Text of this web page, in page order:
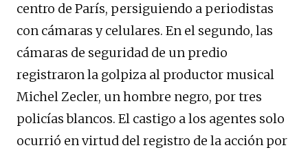
centro de París, persiguiendo a periodistas
con cámaras y celulares. En el segundo, las
cámaras de seguridad de un predio
registraron la golpiza al productor musical
Michel Zecler, un hombre negro, por tres
policías blancos. El castigo a los agentes solo
ocurrió en virtud del registro de la acción por